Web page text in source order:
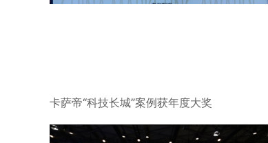
卡萨帝“科技长城”案例获年度大奖